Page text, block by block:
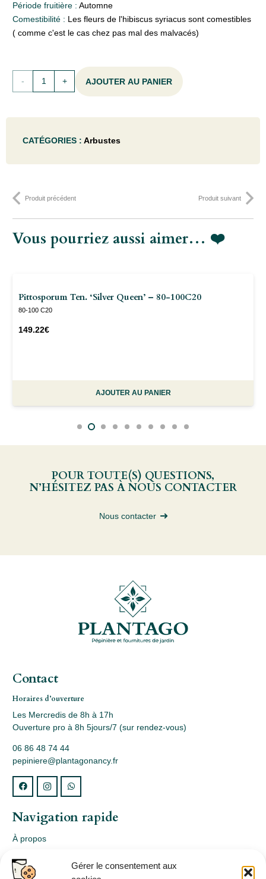
Gérer le consentement aux
Période fruitière : Automne
Comestibilité : Les fleurs de l'hibiscus syriacus sont comestibles
( comme c'est le cas chez pas mal des malvacés)
quantité
syr.
'Oiseau
(='blue
- 40-
AJOUTER AU PANIER
CATÉGORIES : Arbustes
Produit précédent Produit suivant
Vous pourriez aussi aimer… ❤️
Pittosporum Ten. ‘Silver Queen’ – 80-100C20
80-100 C20
149.22€
AJOUTER AU PANIER
POUR TOUTE(S) QUESTIONS,
N’HÉSITEZ PAS À NOUS CONTACTER
Nous contacter
Contact
Horaires d’ouverture
Les Mercredis de 8h à 17h
Ouverture pro à 8h 5jours/7 (sur rendez-vous)
06 86 48 74 44
pepiniere@plantagonancy.fr
Navigation rapide
À propos
Webshop
Nos produits